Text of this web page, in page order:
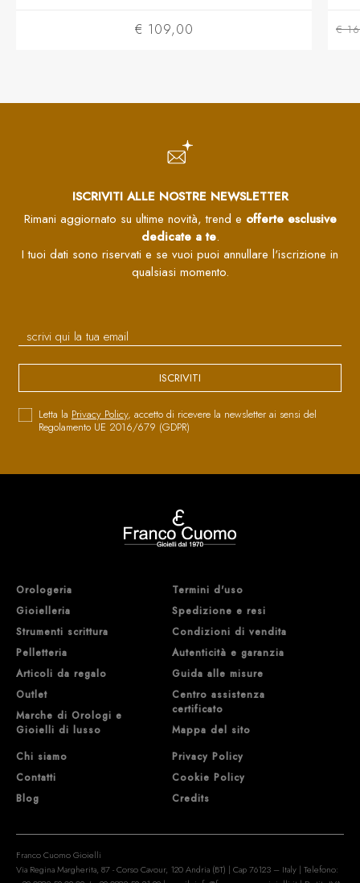
€ 109,00 €
ISCRIVITI ALLE NOSTRE NEWSLETTER
Rimani aggiornato su ultime novità, trend e offerte esclusive
dedicate a te.
I tuoi dati sono riservati e se vuoi puoi annullare l'iscrizione in
qualsiasi momento.
ISCRIVITI
Letta la Privacy Policy, accetto di ricevere la newsletter ai sensi del
Regolamento UE 2016/679 (GDPR)
Orologeria
Gioielleria
Strumenti scrittura
Pelletteria
Articoli da regalo
Outlet
Marche di Orologi e
Gioielli di lusso
Chi siamo
Contatti
Blog
Termini d'uso
Spedizione e resi
Condizioni di vendita
Autenticità e garanzia
Guida alle misure
Centro assistenza
certificato
Mappa del sito
Privacy Policy
Cookie Policy
Credits
Franco Cuomo Gioielli
Via Regina Margherita, 87 - Corso Cavour, 120 Andria (BT) | Cap 76123 – Italy | Telefono: